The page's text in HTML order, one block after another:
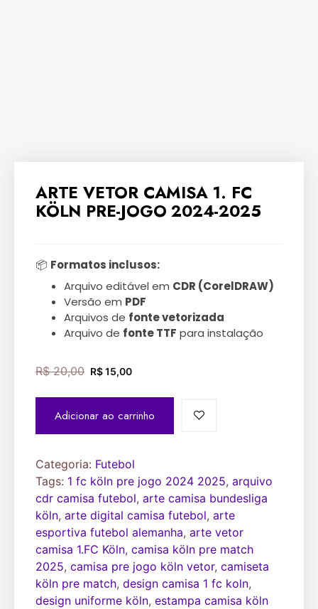
ARTE VETOR CAMISA 1. FC
KÖLN PRE-JOGO 2024-2025
📦 Formatos inclusos:
Arquivo editável em CDR (CorelDRAW)
Versão em PDF
Arquivos de fonte vetorizada
Arquivo de fonte TTF para instalação
R$20,00 R$15,00
Adicionar ao carrinho
Categoria: Futebol
Tags: 1 fc köln pre jogo 2024 2025, arquivo
cdr camisa futebol, arte camisa bundesliga
köln, arte digital camisa futebol, arte
esportiva futebol alemanha, arte vetor
camisa 1.FC Köln, camisa köln pre match
2025, camisa pre jogo köln vetor, camiseta
köln pre match, design camisa 1 fc koln,
design uniforme köln, estampa camisa köln